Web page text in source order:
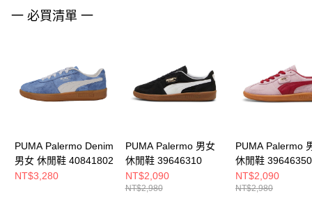
４．使用「AFTEE先享後付」時，將依據個別帳號之用戶狀況，依本公司即
恩沛科技股份有限公司將有權停止該用戶之使用額度並採取法律行動。
一 必買清單 一
PUMA Palermo Denim
男女 休閒鞋 40841802
NT$3,280
PUMA Palermo 男女
休閒鞋 39646310
NT$2,090
NT$2,980
PUMA Palermo
休閒鞋 39646350
NT$2,090
NT$2,980